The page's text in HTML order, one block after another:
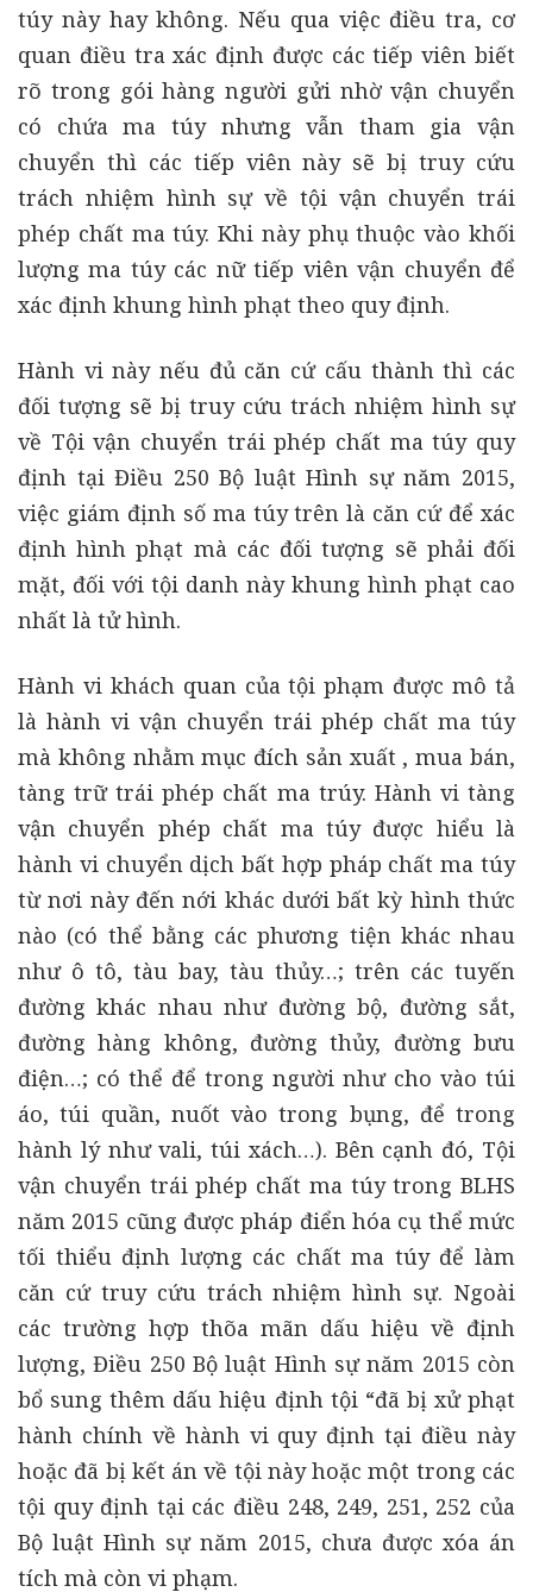
túy này hay không. Nếu qua việc điều tra, cơ
quan điều tra xác định được các tiếp viên biết
rõ trong gói hàng người gửi nhờ vận chuyển
có chứa ma túy nhưng vẫn tham gia vận
chuyển thì các tiếp viên này sẽ bị truy cứu
trách nhiệm hình sự về tội vận chuyển trái
phép chất ma túy. Khi này phụ thuộc vào khối
lượng ma túy các nữ tiếp viên vận chuyển để
xác định khung hình phạt theo quy định.
Hành vi này nếu đủ căn cứ cấu thành thì các
đối tượng sẽ bị truy cứu trách nhiệm hình sự
về Tội vận chuyển trái phép chất ma túy quy
định tại Điều 250 Bộ luật Hình sự năm 2015,
việc giám định số ma túy trên là căn cứ để xác
định hình phạt mà các đối tượng sẽ phải đối
mặt, đối với tội danh này khung hình phạt cao
nhất là tử hình.
Hành vi khách quan của tội phạm được mô tả
là hành vi vận chuyển trái phép chất ma túy
mà không nhằm mục đích sản xuất , mua bán,
tàng trữ trái phép chất ma trúy. Hành vi tàng
vận chuyển phép chất ma túy được hiểu là
hành vi chuyển dịch bất hợp pháp chất ma túy
từ nơi này đến nới khác dưới bất kỳ hình thức
nào (có thể bằng các phương tiện khác nhau
như ô tô, tàu bay, tàu thủy…; trên các tuyến
đường khác nhau như đường bộ, đường sắt,
đường hàng không, đường thủy, đường bưu
điện…; có thể để trong người như cho vào túi
áo, túi quần, nuốt vào trong bụng, để trong
hành lý như vali, túi xách…). Bên cạnh đó, Tội
vận chuyển trái phép chất ma túy trong BLHS
năm 2015 cũng được pháp điển hóa cụ thể mức
tối thiểu định lượng các chất ma túy để làm
căn cứ truy cứu trách nhiệm hình sự. Ngoài
các trường hợp thõa mãn dấu hiệu về định
lượng, Điều 250 Bộ luật Hình sự năm 2015 còn
bổ sung thêm dấu hiệu định tội “đã bị xử phạt
hành chính về hành vi quy định tại điều này
hoặc đã bị kết án về tội này hoặc một trong các
tội quy định tại các điều 248, 249, 251, 252 của
Bộ luật Hình sự năm 2015, chưa được xóa án
tích mà còn vi phạm.